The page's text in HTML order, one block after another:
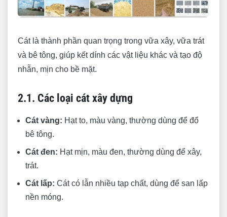
Cát là thành phần quan trọng trong vữa xây, vữa trát
và bê tông, giúp kết dính các vật liệu khác và tạo độ
nhẵn, mịn cho bề mặt.
2.1. Các loại cát xây dựng
Cát vàng: Hạt to, màu vàng, thường dùng để đổ
bê tông.
Cát đen: Hạt mịn, màu đen, thường dùng để xây,
trát.
Cát lấp: Cát có lẫn nhiều tạp chất, dùng để san lấp
nền móng.